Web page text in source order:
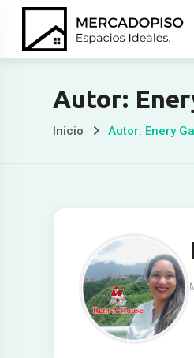
contenido
Autor:
Inicio Autor: Enery